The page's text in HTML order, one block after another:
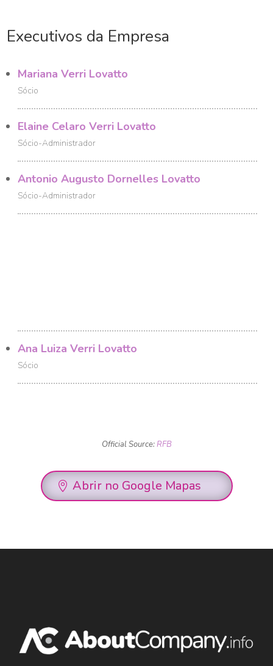
Executivos da Empresa
Mariana Verri Lovatto
Sócio
Elaine Celaro Verri Lovatto
Sócio-Administrador
Antonio Augusto Dornelles Lovatto
Sócio-Administrador
Ana Luiza Verri Lovatto
Sócio
Official Source:RFB
Abrir no Google Mapas